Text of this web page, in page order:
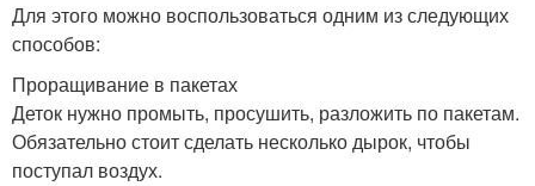
Для этого можно воспользоваться одним из следующих
способов:
Проращивание в пакетах
Деток нужно промыть, просушить, разложить по пакетам.
Обязательно стоит сделать несколько дырок, чтобы
поступал воздух.